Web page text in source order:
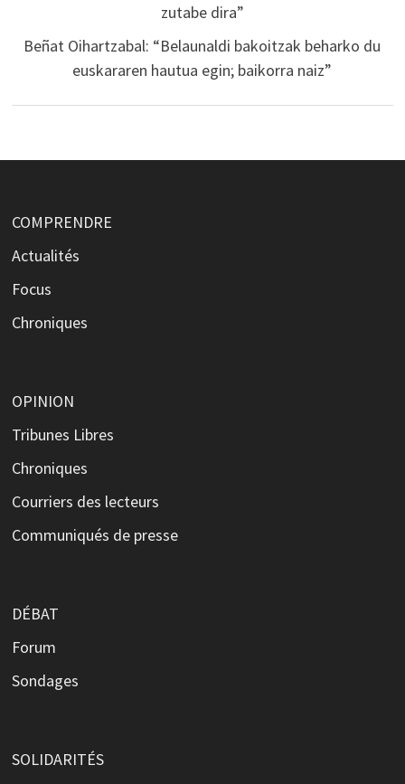
zutabe dira”
Beñat Oihartzabal: “Belaunaldi bakoitzak beharko du
euskararen hautua egin; baikorra naiz”
COMPRENDRE
Actualités
Focus
Chroniques
OPINION
Tribunes Libres
Chroniques
Courriers des lecteurs
Communiqués de presse
DÉBAT
Forum
Sondages
SOLIDARITÉS